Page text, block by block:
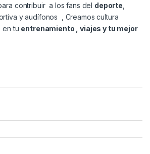
contribuir a los fans del deporte
y audífonos , Creamos cultura
en tu entrenamiento , viajes y tu mejor